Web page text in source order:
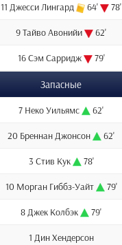
11 Джесси Лингард 64' 78'
9 Тайво Авонийи 62'
16 Сэм Сарридж 79'
Запасные
7 Неко Уильямс 62'
20 Бреннан Джонсон 62'
3 Стив Кук 78'
10 Морган Гиббз-Уайт 79'
8 Джек Колбэк 79'
1 Дин Хендерсон